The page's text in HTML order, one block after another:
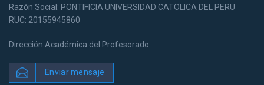
Razón Social: PONTIFICIA UNIVERSIDAD CATOLICA DEL PERU
RUC: 20155945860
Dirección Académica del Profesorado
Enviar mensaje